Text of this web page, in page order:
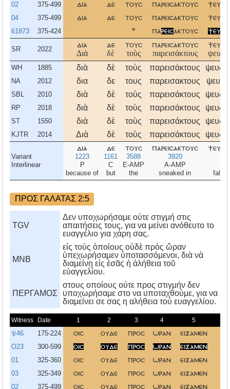
02 375-499 δια δε τουσ παρεισακτουσ
04 375-499 δια δε τουσ παρεισακτουσ
61873 375-424 * παρεισακτουσ
SR 2022
δια
Διὰ
δε
δὲ
τουσ
τοὺς
παρεισακτουσ
παρεισάκτους
WH 1885 διὰ δὲ τοὺς παρεισάκτους
NA 2012 δια δε τους παρεισακτους
SBL 2010 διὰ δὲ τοὺς παρεισάκτους
RP 2018 διὰ δὲ τοὺς παρεισάκτους
ST 1550 διὰ δὲ τοὺς παρεισάκτους
KJTR 2014 Διὰ δὲ τοὺς παρεισάκτους
Variant
Interlinear
δια
1223
P
because of
δε
1161
C
but
τουσ
3588
E-AMP
the
παρεισακτουσ
3920
A-AMP
sneaked in
false
ΠΡΟΣ ΓΑΛΑΤΑΣ 2:5
TGV
Δεν υποχωρήσαμε ούτε στιγμή στις
απαιτήσεις τους, για να μείνει ανόθευτο το
ευαγγέλιο για χάρη σας.
MNB
εἰς τοὺς ὁποίους οὐδὲ πρὸς ὥραν
ὑπεχωρήσαμεν ὑποτασσόμενοι, διὰ νὰ
διαμείνῃ εἰς ἐσᾶς ἡ ἀλήθεια τοῦ
εὐαγγελίου.
ΠΕΡΓΑΜΟΣ
στους οποίους ούτε προς στιγμήν δεν
υποχωρήσαμε στο να υποταχθούμε, για να
διαμείνει σε σας η αλήθεια τού ευαγγελίου.
Witness Date 1 2 3 4 5
𝔓46 175-224 οισ ουδε προσ ωραν ειξαμεν
O23 300-599 οισ ουδε προσ ωραν ειξαμεν
01 325-360 οισ ουδε προσ ωραν ειξαμεν
03 325-349 οισ ουδε προσ ωραν ειξαμεν
02 375-499 οισ ουδε προσ ωραν ειξαμεν